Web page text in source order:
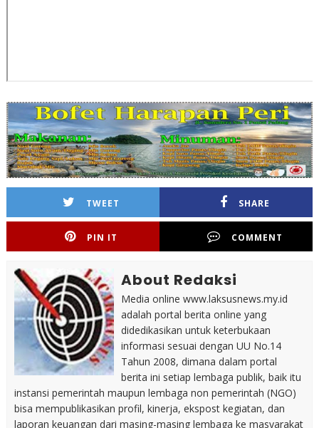
TWEET SHARE
PIN IT COMMENT
About Redaksi
Media online www.laksusnews.my.id
adalah portal berita online yang
didedikasikan untuk keterbukaan
informasi sesuai dengan UU No.14
Tahun 2008, dimana dalam portal
berita ini setiap lembaga publik, baik itu
instansi pemerintah maupun lembaga non pemerintah (NGO)
bisa mempublikasikan profil, kinerja, ekspost kegiatan, dan
laporan keuangan dari masing-masing lembaga ke masyarakat